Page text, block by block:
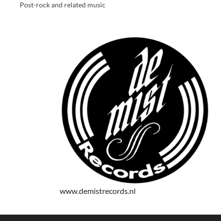
Post-rock and related music
www.demistrecords.nl